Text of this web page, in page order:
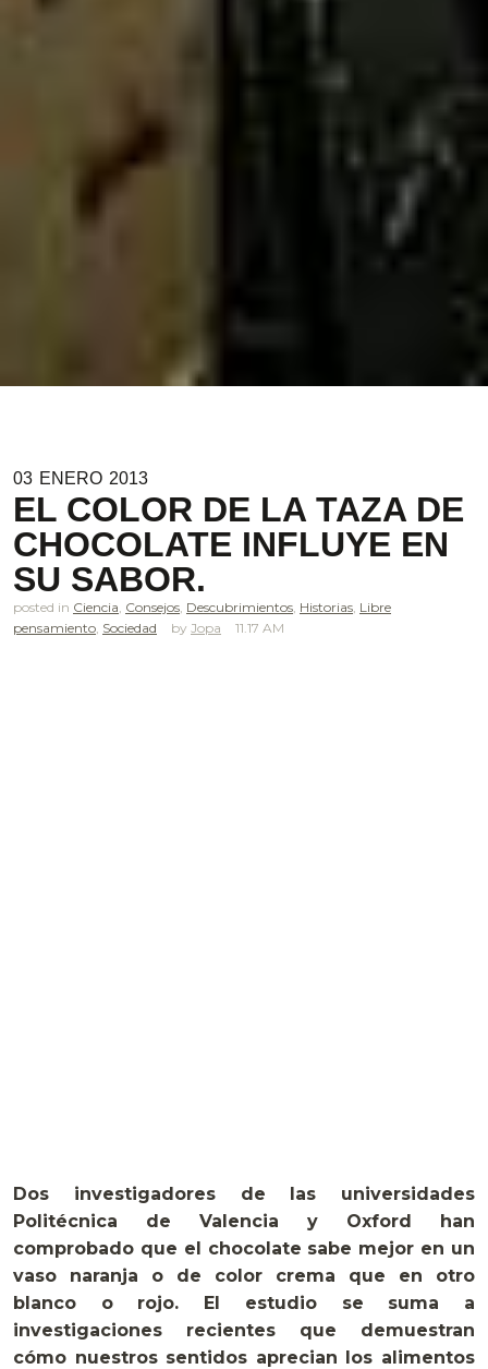
03 ENERO 2013
EL COLOR DE LA TAZA DE
CHOCOLATE INFLUYE EN
SU SABOR.
posted in Ciencia Consejos Descubrimientos Historias Libre
pensamiento Sociedad Jopa 11.17 AM
Dos investigadores de las universidades
Politécnica de Valencia y Oxford han
comprobado que el chocolate sabe mejor en un
vaso naranja o de color crema que en otro
blanco o rojo. El estudio se suma a
investigaciones recientes que demuestran
cómo nuestros sentidos aprecian los alimentos